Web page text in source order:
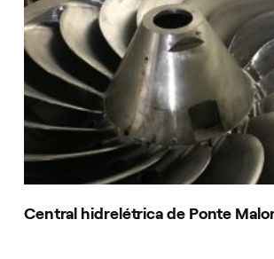
Central hidrelétrica de Ponte